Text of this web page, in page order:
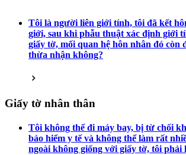
Tôi là người liên giới tính, tôi đã kết
giới, sau khi phẫu thuật xác định giới
giấy tờ, mối quan hệ hôn nhân đó còn
thừa nhận không?
Giấy tờ nhân thân
Tôi không thể đi máy bay, bị từ chối
bảo hiểm y tế và không thể làm rất
ngoài không giống với giấy tờ, tôi phải